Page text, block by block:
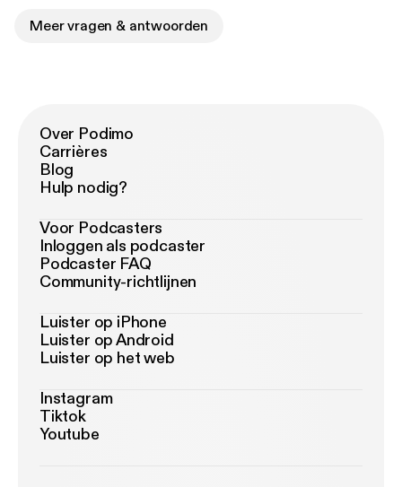
Meer vragen & antwoorden
Over Podimo
Carrières
Blog
Hulp nodig?
Voor Podcasters
Inloggen als podcaster
Podcaster FAQ
Community-richtlijnen
Luister op iPhone
Luister op Android
Luister op het web
Instagram
Tiktok
Youtube